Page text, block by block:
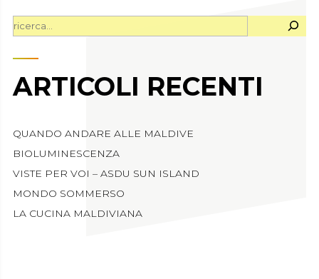
CERCA
ARTICOLI RECENTI
QUANDO ANDARE ALLE MALDIVE
BIOLUMINESCENZA
VISTE PER VOI – ASDU SUN ISLAND
MONDO SOMMERSO
LA CUCINA MALDIVIANA